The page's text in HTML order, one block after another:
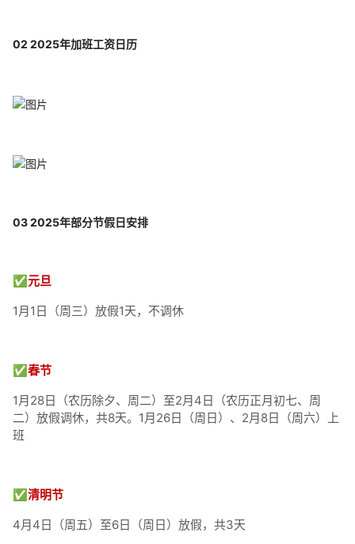
02 2025年加班工资日历
03 2025年部分节假日安排
✅元旦
1月1日（周三）放假1天，不调休
✅春节
1月28日（农历除夕、周二）至2月4日（农历正月初七、周
二）放假调休，共8天。1月26日（周日）、2月8日（周六）上
班
✅清明节
4月4日（周五）至6日（周日）放假，共3天